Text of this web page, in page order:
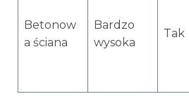
Betonow
a ściana
Bardzo
wysoka
Tak